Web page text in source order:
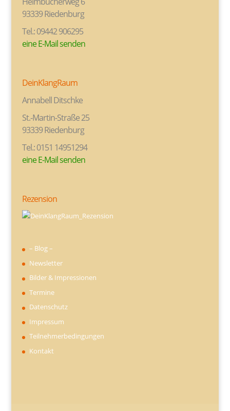
93339 Riedenburg
Tel.: 09442 906295
eine E-Mail senden
DeinKlangRaum
Annabell Ditschke
St.-Martin-Straße 25
93339 Riedenburg
Tel.: 0151 14951294
eine E-Mail senden
Rezension
– Blog –
Newsletter
Bilder & Impressionen
Termine
Datenschutz
Impressum
Teilnehmerbedingungen
Kontakt